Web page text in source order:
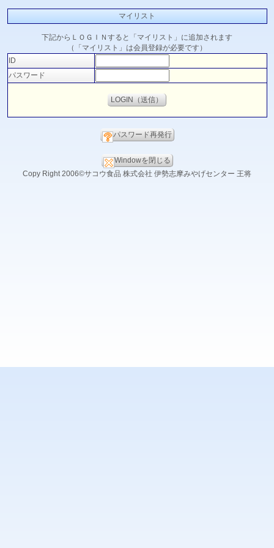
マイリスト
下記からＬＯＧＩＮすると「マイリスト」に追加されます
（「マイリスト」は会員登録が必要です）
ID
パスワード
パスワード再発行
Windowを閉じる
Copy Right 2006©サコウ食品 株式会社 伊勢志摩みやげセンター 王将